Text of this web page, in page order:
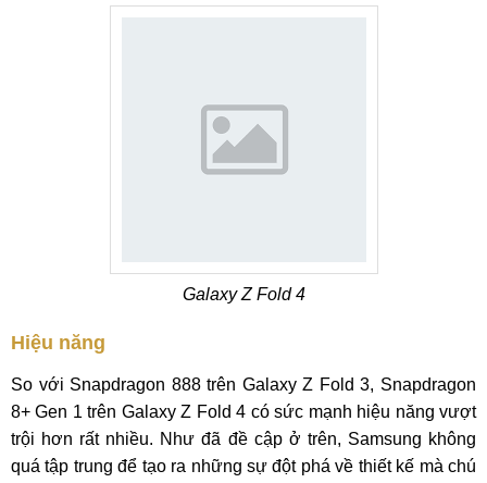
Galaxy Z Fold 4
Hiệu năng
So với Snapdragon 888 trên Galaxy Z Fold 3, Snapdragon
8+ Gen 1 trên Galaxy Z Fold 4 có sức mạnh hiệu năng vượt
trội hơn rất nhiều. Như đã đề cập ở trên, Samsung không
quá tập trung để tạo ra những sự đột phá về thiết kế mà chú